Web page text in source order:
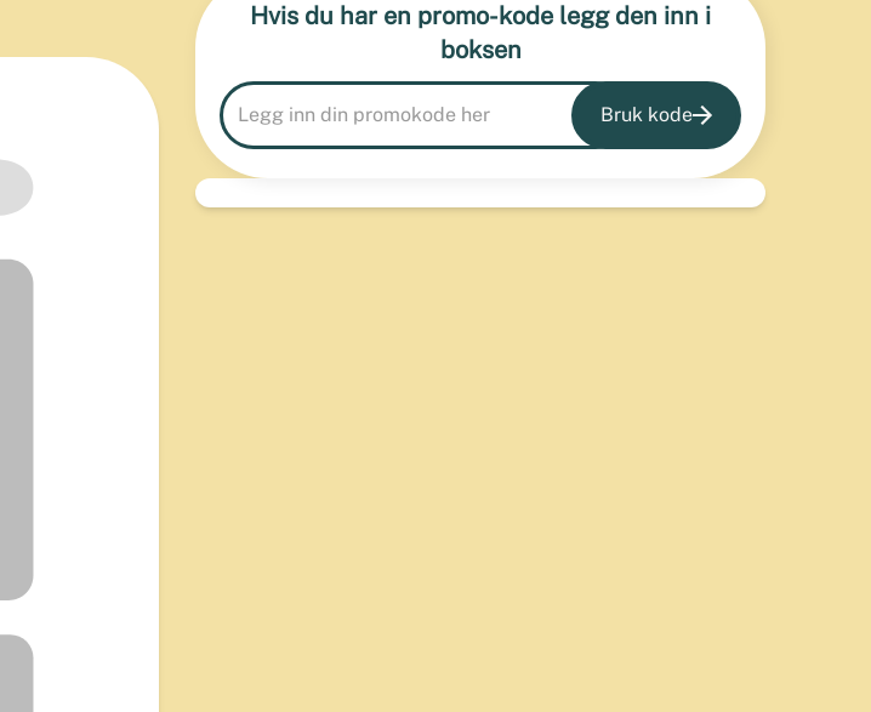
Hvis du har en promo-kode legg den inn i
boksen
Bruk kode